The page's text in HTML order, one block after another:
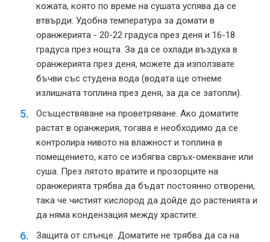
кожата, която по време на сушата успява да се
втвърди. Удобна температура за домати в
оранжерията - 20-22 градуса през деня и 16-18
градуса през нощта. За да се охлади въздуха в
оранжерията през деня, можете да използвате
бъчви със студена вода (водата ще отнеме
излишната топлина през деня, за да се затопли).
Осъществяване на проветряване. Ако доматите
растат в оранжерия, тогава е необходимо да се
контролира нивото на влажност и топлина в
помещението, като се избягва свръх-омекване или
суша. През лятото вратите и прозорците на
оранжерията трябва да бъдат постоянно отворени,
така че чистият кислород да дойде до растенията и
да няма кондензация между храстите.
Защита от слънце. Доматите не трябва да са на